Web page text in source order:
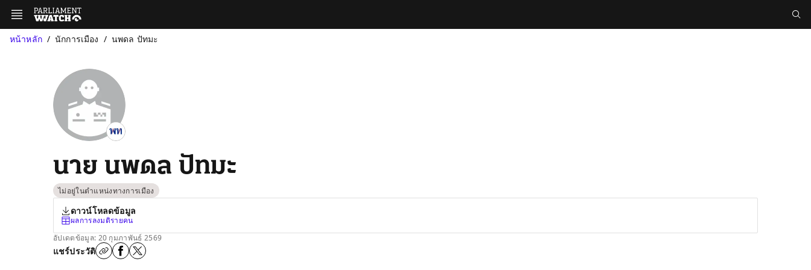
หน้าหลัก นักการเมือง นพดล ปัทมะ
นาย นพดล ปัทมะ
ไม่อยู่ในตำแหน่งทางการเมือง
ดาวน์โหลดข้อมูล
ผลการลงมติรายคน
อัปเดตข้อมูล: 20 กุมภาพันธ์ 2569
แชร์ประวัติ